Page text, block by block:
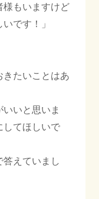
様もいますけど
です！」
たいことはあ
いいと思いま
してほしいで
答えていまし